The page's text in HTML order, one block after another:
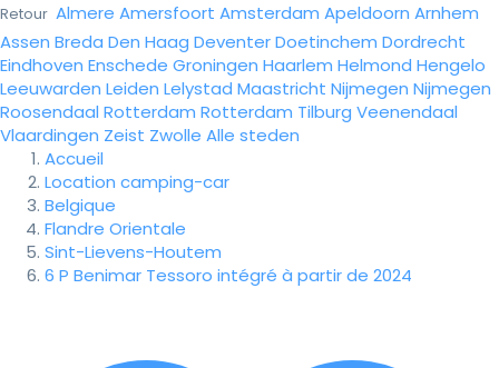
Retour Almere Amersfoort Amsterdam Apeldoorn Arnhem
Assen Breda Den Haag DeventerDoetinchem Dordrecht
Eindhoven Enschede Groningen Haarlem Helmond Hengelo
Leeuwarden Leiden Lelystad Maastricht Nijmegen Nijmegen
Roosendaal Rotterdam Rotterdam Tilburg Veenendaal
Vlaardingen Zeist Zwolle Alle steden
Accueil
Location camping-car
Belgique
Flandre Orientale
Sint-Lievens-Houtem
6 P Benimar Tessoro intégré à partir de 2024